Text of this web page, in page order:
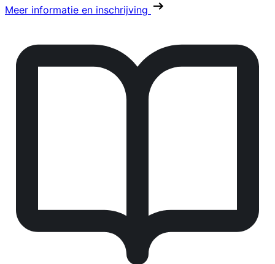
Meer informatie en inschrijving